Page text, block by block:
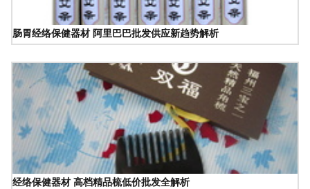
肠胃经络保健器材 阿里巴巴批发供应新趋势解析
经络保健器材 高档精品梳低价批发全解析